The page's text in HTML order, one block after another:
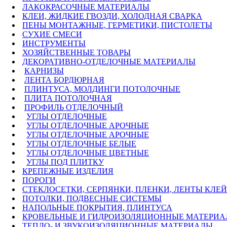
ЛАКОКРАСОЧНЫЕ МАТЕРИАЛЫ
КЛЕИ, ЖИДКИЕ ГВОЗДИ, ХОЛОДНАЯ СВАРКА
ПЕНЫ МОНТАЖНЫЕ, ГЕРМЕТИКИ, ПИСТОЛЕТЫ
СУХИЕ СМЕСИ
ИНСТРУМЕНТЫ
ХОЗЯЙСТВЕННЫЕ ТОВАРЫ
ДЕКОРАТИВНО-ОТДЕЛОЧНЫЕ МАТЕРИАЛЫ
КАРНИЗЫ
ЛЕНТА БОРДЮРНАЯ
ПЛИНТУСА, МОЛДИНГИ ПОТОЛОЧНЫЕ
ПЛИТА ПОТОЛОЧНАЯ
ПРОФИЛЬ ОТДЕЛОЧНЫЙ
УГЛЫ ОТДЕЛОЧНЫЕ
УГЛЫ ОТДЕЛОЧНЫЕ АРОЧНЫЕ
УГЛЫ ОТДЕЛОЧНЫЕ АРОЧНЫЕ
УГЛЫ ОТДЕЛОЧНЫЕ БЕЛЫЕ
УГЛЫ ОТДЕЛОЧНЫЕ ЦВЕТНЫЕ
УГЛЫ ПОД ПЛИТКУ
КРЕПЕЖНЫЕ ИЗДЕЛИЯ
ПОРОГИ
СТЕКЛОСЕТКИ, СЕРПЯНКИ, ПЛЕНКИ, ЛЕНТЫ
ПОТОЛКИ, ПОДВЕСНЫЕ СИСТЕМЫ
НАПОЛЬНЫЕ ПОКРЫТИЯ, ПЛИНТУСА
КРОВЕЛЬНЫЕ И ГИДРОИЗОЛЯЦИОННЫЕ